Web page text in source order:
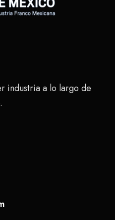
industria a lo largo de